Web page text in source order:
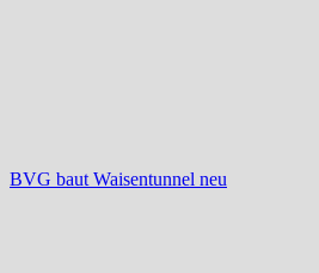
BVG baut Waisentunnel neu